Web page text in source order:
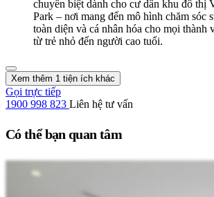
chuyên biệt dành cho cư dân khu đô thị
Park – nơi mang đến mô hình chăm sóc
toàn diện và cá nhân hóa cho mọi thành
từ trẻ nhỏ đến người cao tuổi.
Xem thêm 1 tiện ích khác
Gọi trực tiếp
1900 998 823 Liên hệ tư vấn
Có thể bạn quan tâm